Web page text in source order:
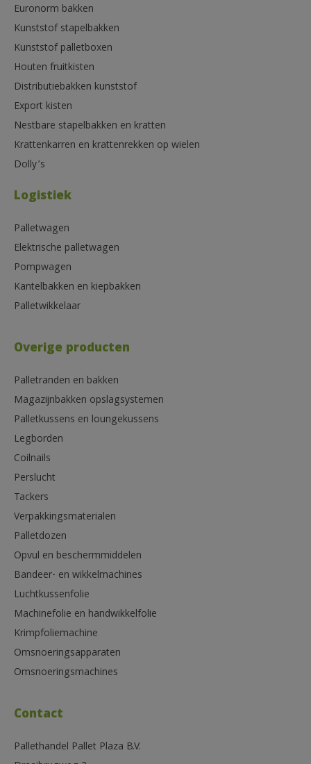
Euronorm bakken
Kunststof stapelbakken
Kunststof palletboxen
Houten fruitkisten
Distributiebakken kunststof
Export kisten
Nestbare stapelbakken en kratten
Krattenkarren en krattenrekken op wielen
Dolly’s
Logistiek
Palletwagen
Elektrische palletwagen
Pompwagen
Kantelbakken en kiepbakken
Palletwikkelaar
Overige producten
Palletranden en bakken
Magazijnbakken opslagsystemen
Palletkussens en loungekussens
Legborden
Coilnails
Perslucht
Tackers
Verpakkingsmaterialen
Palletdozen
Opvul en beschermmiddelen
Bandeer- en wikkelmachines
Luchtkussenfolie
Machinefolie en handwikkelfolie
Krimpfoliemachine
Omsnoeringsapparaten
Omsnoeringsmachines
Contact
Pallethandel Pallet Plaza B.V.